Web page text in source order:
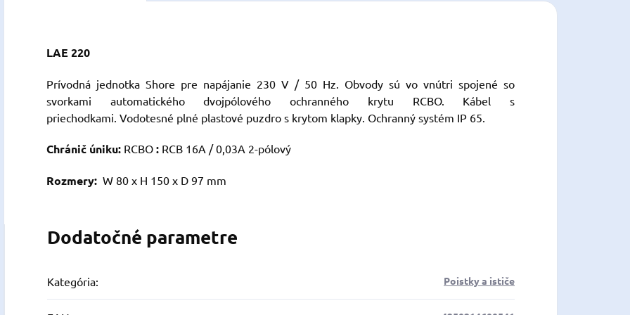
LAE 220
Prívodná jednotka Shore pre napájanie 230 V / 50 Hz. Obvody sú vo vnútri spojené so
svorkami automatického dvojpólového ochranného krytu RCBO. Kábel s
priechodkami. Vodotesné plné plastové puzdro s krytom klapky. Ochranný systém IP 65.
Chránič úniku: RCBO : RCB 16A / 0,03A 2-pólový
Rozmery: W 80 x H 150 x D 97 mm
Dodatočné parametre
Kategória: Poistky a ističe